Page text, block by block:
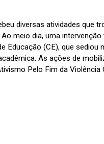
diversas atividades que
meio dia, uma
Educação (CE), que sediou
As ações de
Pelo Fim da Violência